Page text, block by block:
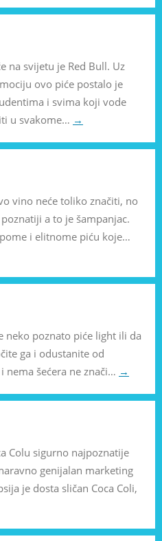
na svijetu je Red Bull. Uz
ovo piće postalo je
i svima koji vode
u svakome… →
vino neće toliko značiti, no
a to je šampanjac.
i elitnome piću koje…
neko poznato piće light ili da
ga i odustanite od
nema šećera ne znači… →
Colu sigurno najpoznatije
genijalan marketing
je dosta sličan Coca Coli,